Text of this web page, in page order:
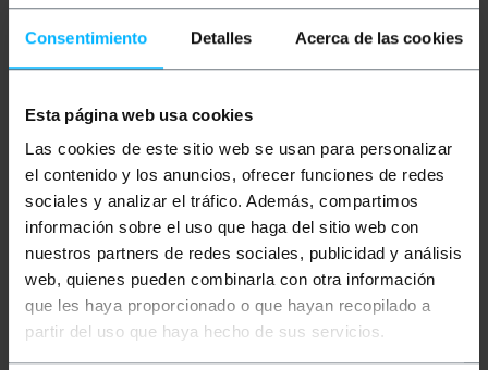
Consentimiento Detalles Acerca de las cookies
Esta página web usa cookies
Las cookies de este sitio web se usan para personalizar
el contenido y los anuncios, ofrecer funciones de redes
sociales y analizar el tráfico. Además, compartimos
información sobre el uso que haga del sitio web con
nuestros partners de redes sociales, publicidad y análisis
web, quienes pueden combinarla con otra información
que les haya proporcionado o que hayan recopilado a
partir del uso que haya hecho de sus servicios.
Kaseta instalacyjna pod patch panel 19". Dzięki
temu urządzeniu cały proces organizacji i
podłączenia przeprowadzimy w prosty sposób,
uzyskując znacznie więcej miejsca na to zadanie.
Kaseta PM-PP01-B zapewnia stabilną podporę do
wykonania łącza światłowodowe lub sieciowe, co
gwarantuje, że patch panel nie będzie się ślizgał i
nie uszkodzi delikatnych urządzeń wewnątrz szafy
rack 19". Z tyłu posiada 2 śruby z nakrętkami.
Wystarczy je odkręcić, włożyć tylne śruby kasety w
otwory w pionowych szynach montażowych szafy
rack 19" i na koniec wszystko zabezpieczyć.